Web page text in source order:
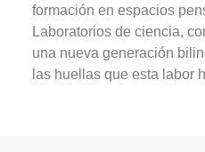
formación en espacios
Laboratorios de ciencia,
una nueva generación
las huellas que esta labor